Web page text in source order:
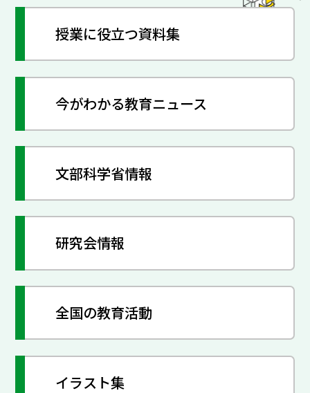
授業に役立つ資料集
今がわかる教育ニュース
文部科学省情報
研究会情報
全国の教育活動
イラスト集